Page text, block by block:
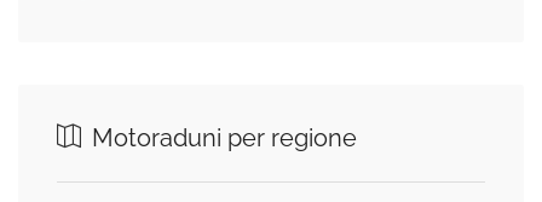
Motoraduni per regione